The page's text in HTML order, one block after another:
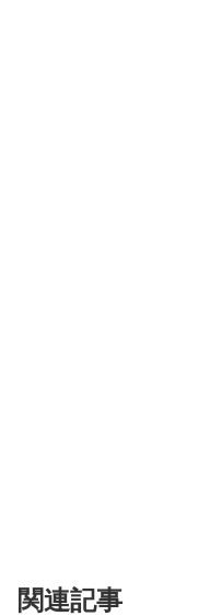
関連記事